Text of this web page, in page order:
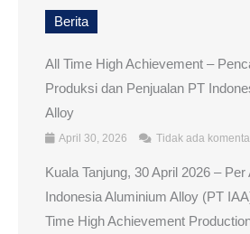
Berita
All Time High Achievement –
Produksi dan Penjualan PT
Alloy
April 30, 2026 Tidak ada
Kuala Tanjung, 30 April 2026 –
Indonesia Aluminium Alloy (PT
Time High Achievement